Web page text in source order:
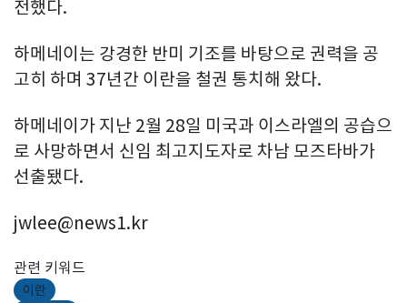
전했다.
하메네이는 강경한 반미 기조를 바탕으로 권력을 공
고히 하며 37년간 이란을 철권 통치해 왔다.
하메네이가 지난 2월 28일 미국과 이스라엘의 공습으
로 사망하면서 신임 최고지도자로 차남 모즈타바가
선출됐다.
jwlee@news1.kr
관련 키워드
이란